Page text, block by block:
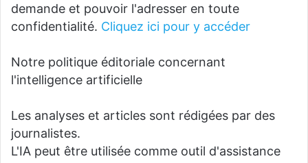
demande et pouvoir l'adresser en toute
confidentialité. Cliquez ici pour y accéder
Notre politique éditoriale concernant
l'intelligence artificielle
Les analyses et articles sont rédigées par des
journalistes.
L'IA peut être utilisée comme outil d'assistance